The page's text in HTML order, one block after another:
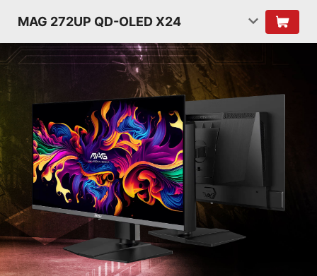
MAG 272UP QD-OLED X24